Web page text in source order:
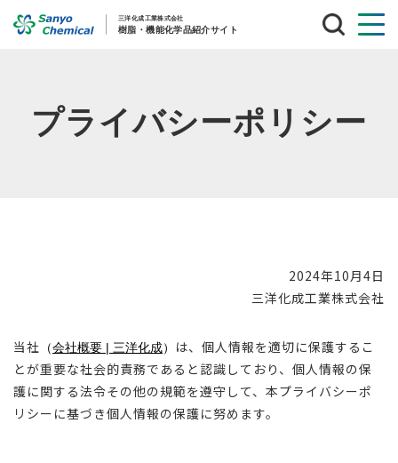
索
プライバシーポリシー
2024年10月4日
三洋化成工業株式会社
当社 （会社概要 | 三洋化成）
は、個人情報を適切に保護するこ
とが重要な社会的責務であると認識しており、個人情報の保
護に関する法令その他の規範を遵守して、本プライバシーポ
リシーに基づき個人情報の保護に努めます。